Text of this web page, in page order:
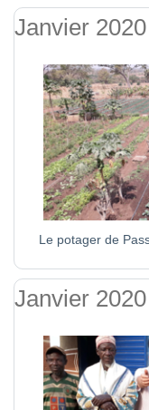
Janvier
Le potager de
Janvier